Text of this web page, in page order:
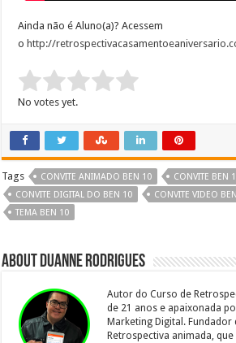
Ainda não é Aluno(a)? Acessem
o http://
Rate this item:
Submit Rating
No votes yet.
Tags CONVITE ANIMADO BEN 10
CONVITE BEN
CONVITE DIGITAL DO BEN 10
CONVITE VIDEO
TEMA BEN 10
About Duanne Rodrigues
Autor do Curso de
de 21 anos e apaixonada
Marketing Digital. Fundador
Retrospectiva animada,